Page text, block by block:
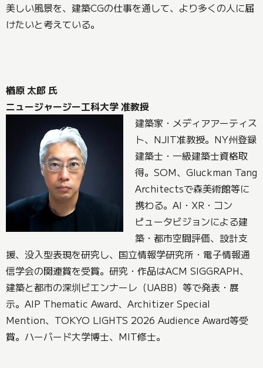
美しい風景を、建築CGの仕事を通して、より多くの人に届
けたいと考えている。
楢原 太郎 氏
ニュージャージー工科大学 准教授
建築家・メディアアーティス
ト、NJIT准教授。NY州登録
建築士・一級建築士資格取
得。SOM、Gluckman Tang
Architectsで森美術館等に
携わる。AI・XR・コン
ピュータビジョンによる建
築・都市空間評価、設計支
援、没入型表現を研究し、国立情報学研究所・電子情報通
信学会の関連賞を受賞。研究・作品はACM SIGGRAPH、
建築と都市の深圳ビエンナーレ（UABB）等で発表・展
示。AIP Thematic Award、Architizer Special
Mention、TOKYO LIGHTS 2026 Audience Award等受
賞。ハーバード大学博士、MIT修士。